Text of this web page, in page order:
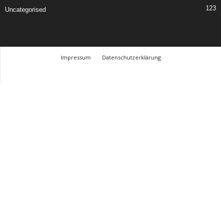
Uncategorised 123
Impressum
Datenschutzerklärung